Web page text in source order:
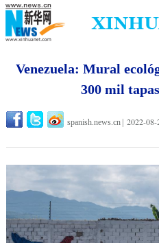
Venezuela: Mural
300 mil
spanish.news.cn 2022-08-